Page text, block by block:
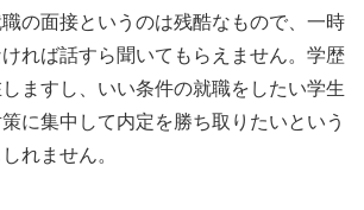
の面接というのは残酷なもので、一時
れば話すら聞いてもらえません。学歴
ますし、いい条件の就職をしたい学生
に集中して内定を勝ち取りたいという
れません。